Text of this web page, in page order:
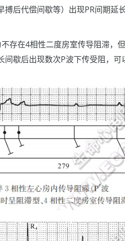
后代偿间歇等）出现PR间期延
存在4相性二度房室传导阻滞，
间歇后出现数次P波下传受阻，